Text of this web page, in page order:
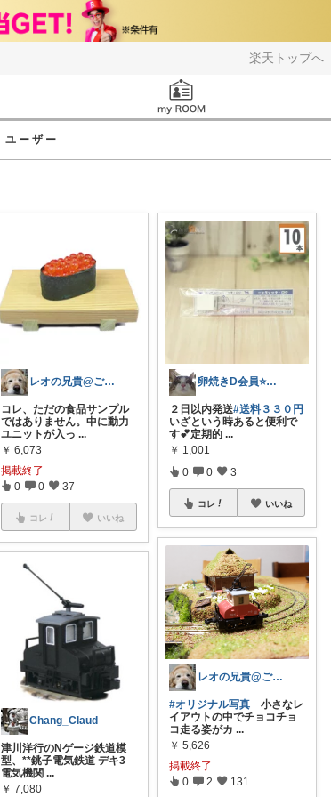
楽天トップへ
ユーザー
レオの兄貴@ご購入ありがとうございます‼
コレ、ただの食品サンプル
ではありません。中に動力
ユニットが入っ ...
￥ 6,073
掲載終了
0 0 37
コレ いいね
Chang_Claud
津川洋行のNゲージ鉄道模
型、**銚子電気鉄道 デキ3
電気機関 ...
￥ 7,080
卵焼きD会員⭐️療養中だけどQOLは維持
２日以内発送#送料３３０円
いざという時あると便利で
す💕定期的 ...
￥ 1,001
0 0 3
コレ いいね
レオの兄貴@ご購入ありがとうございます‼
#オリジナル写真 小さなレ
イアウトの中でチョコチョ
コ走る姿がカ ...
￥ 5,626
掲載終了
0 2 131